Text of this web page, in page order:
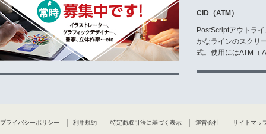
CID（ATM）
PostScriptアウトラ
かなラインのスクリ
式。使用にはATM（
プライバシーポリシー 利用規約 特定商取引法に基づく表示 運営会社 サイトマッ